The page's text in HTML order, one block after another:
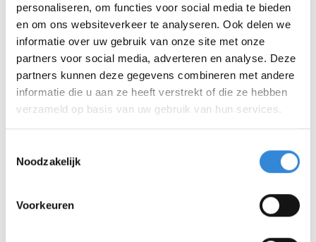
personaliseren, om functies voor social media te bieden
en om ons websiteverkeer te analyseren. Ook delen we
informatie over uw gebruik van onze site met onze
partners voor social media, adverteren en analyse. Deze
partners kunnen deze gegevens combineren met andere
informatie die u aan ze heeft verstrekt of die ze hebben
verzameld op basis van uw gebruik van hun services.
Noodzakelijk
Voorkeuren